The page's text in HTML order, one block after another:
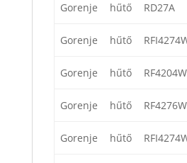
Gorenje hűtő RD27A
Gorenje hűtő
Gorenje hűtő RF4204W
Gorenje hűtő RF4276W
Gorenje hűtő